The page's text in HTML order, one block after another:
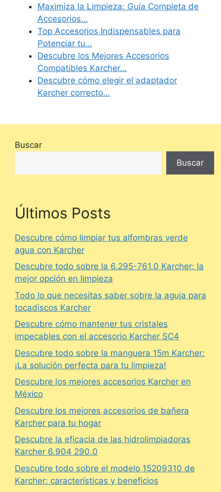
Maximiza la Limpieza: Guía Completa de
Accesorios…
Top Accesorios Indispensables para
Potenciar tu…
Descubre los Mejores Accesorios
Compatibles Karcher…
Descubre cómo elegir el adaptador
Karcher correcto…
Buscar
Buscar
Últimos Posts
Descubre cómo limpiar tus alfombras verde
agua con Karcher
Descubre todo sobre la 6.295-761.0 Karcher: la
mejor opción en limpieza
Todo lo que necesitas saber sobre la aguja para
tocadiscos Karcher
Descubre cómo mantener tus cristales
impecables con el accesorio Karcher SC4
Descubre todo sobre la manguera 15m Karcher:
¡La solución perfecta para tu limpieza!
Descubre los mejores accesorios Karcher en
México
Descubre los mejores accesorios de bañera
Karcher para tu hogar
Descubre la eficacia de las hidrolimpiadoras
Karcher 6.904 290.0
Descubre todo sobre el modelo 15209310 de
Karcher: características y beneficios